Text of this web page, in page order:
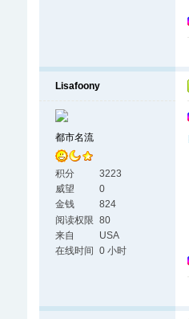
Lisafoony
都市名流
积分
3223
威望
0
金钱
824
阅读权限 80
来自
USA
在线时间
0 小时